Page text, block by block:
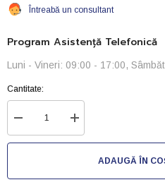
Întreabă un consultant
Program Asistență Telefonică
Luni - Vineri: 09:00 - 17:00,
Cantitate:
Reduceți
cantitatea
pentru
Creșteți
cantitatea
pentru
Immun-ADAUGĂ ÎN